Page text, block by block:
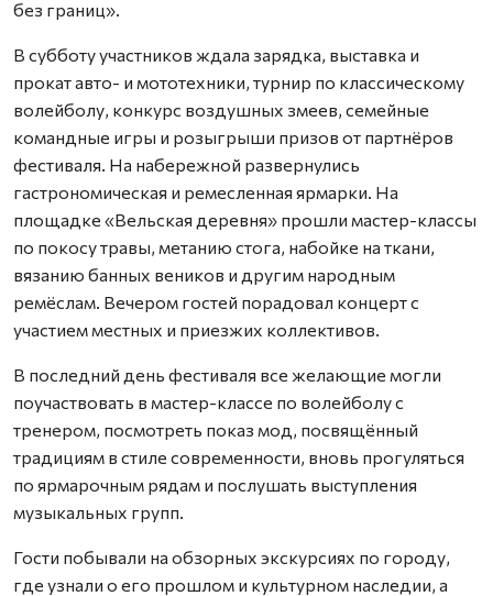
без границ».
В субботу участников ждала зарядка, выставка и
прокат авто- и мототехники, турнир по классическому
волейболу, конкурс воздушных змеев, семейные
командные игры и розыгрыши призов от партнёров
фестиваля. На набережной развернулись
гастрономическая и ремесленная ярмарки. На
площадке «Вельская деревня» прошли мастер-классы
по покосу травы, метанию стога, набойке на ткани,
вязанию банных веников и другим народным
ремёслам. Вечером гостей порадовал концерт с
участием местных и приезжих коллективов.
В последний день фестиваля все желающие могли
поучаствовать в мастер-классе по волейболу с
тренером, посмотреть показ мод, посвящённый
традициям в стиле современности, вновь прогуляться
по ярмарочным рядам и послушать выступления
музыкальных групп.
Гости побывали на обзорных экскурсиях по городу,
где узнали о его прошлом и культурном наследии, а